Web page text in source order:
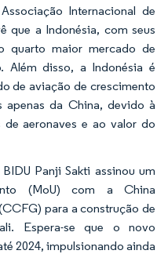
Internacional de
que a Indonésia, com seus
quarto maior mercado de
Além disso, a Indonésia é
de aviação de crescimento
da China, devido à
de aeronaves e ao valor do
Panji Sakti assinou um
(MoU) com a China
para a construção de
Espera-se que o novo
2024, impulsionando ainda